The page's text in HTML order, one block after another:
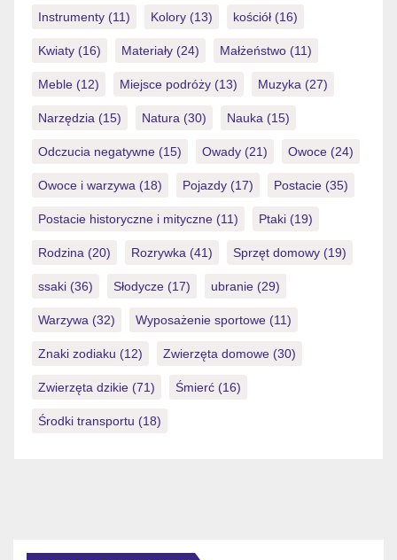
Instrumenty (11) Kolory (13) kościół (16)
Kwiaty (16) Materiały (24) Małżeństwo (11)
Meble (12) Miejsce podróży (13) Muzyka (27)
Narzędzia (15) Natura (30) Nauka (15)
Odczucia negatywne (15) Owady (21) Owoce (24)
Owoce i warzywa (18) Pojazdy (17) Postacie (35)
Postacie historyczne i mityczne (11) Ptaki (19)
Rodzina (20) Rozrywka (41) Sprzęt domowy (19)
ssaki (36) Słodycze (17) ubranie (29)
Warzywa (32) Wyposażenie sportowe (11)
Znaki zodiaku (12) Zwierzęta domowe (30)
Zwierzęta dzikie (71) Śmierć (16)
Środki transportu (18)